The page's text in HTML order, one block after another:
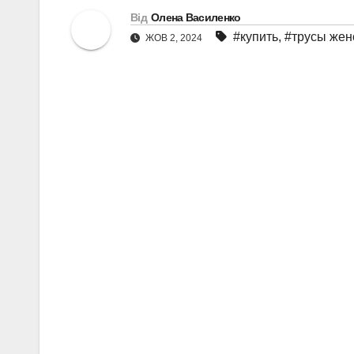
Від Олена Василенко
ЖОВ 2, 2024 #купить, #трусы